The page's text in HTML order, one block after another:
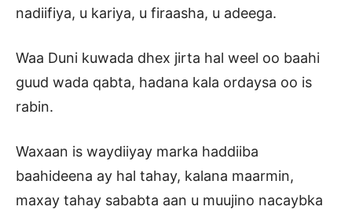
nadiifiya, u kariya, u firaasha, u adeega.
Waa Duni kuwada dhex jirta hal weel oo baahi
guud wada qabta, hadana kala ordaysa oo is
rabin.
Waxaan is waydiiyay marka haddiiba
baahideena ay hal tahay, kalana maarmin,
maxay tahay sababta aan u muujino nacaybka